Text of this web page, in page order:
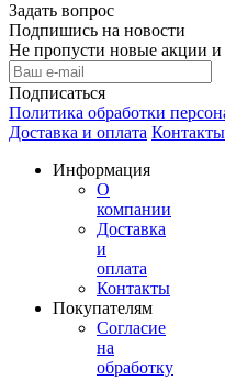
Задать вопрос
Подпишись на новости
Не пропусти новые акции
Подписаться
Политика обработки
Доставка и оплата Контакты
Информация
О
компании
Доставка
и
оплата
Контакты
Покупателям
Согласие
на
обработку